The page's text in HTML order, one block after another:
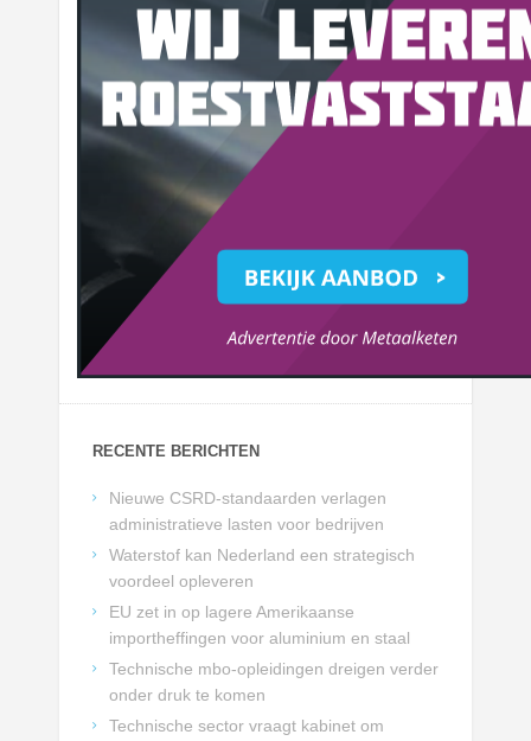
RECENTE BERICHTEN
Nieuwe CSRD-standaarden verlagen
administratieve lasten voor bedrijven
Waterstof kan Nederland een strategisch
voordeel opleveren
EU zet in op lagere Amerikaanse
importheffingen voor aluminium en staal
Technische mbo-opleidingen dreigen verder
onder druk te komen
Technische sector vraagt kabinet om